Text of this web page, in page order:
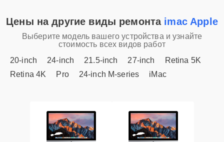
Цены на другие виды ремонта imac Apple
Выберите модель вашего устройства и узнайте
стоимость всех видов работ
20-inch
24-inch 21.5-inch 27-inch
Retina 5K
Retina 4K
Pro 24-inch M-series iMac